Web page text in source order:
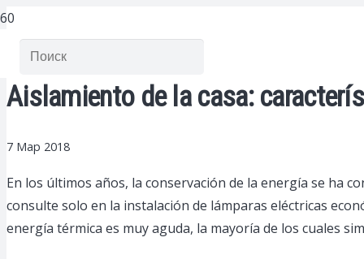
Aislamiento de la casa:
7 Мар 2018
En los últimos años, la conservación de la energía se ha
consulte solo en la instalación de lámparas eléctricas
energía térmica es muy aguda, la mayoría de los cuales